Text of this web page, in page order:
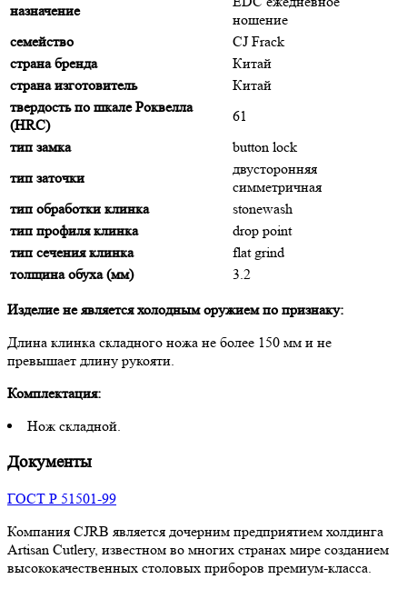
назначение
ношение
семейство
CJ Frack
страна бренда
Китай
страна изготовитель
Китай
твердость по шкале Роквелла
(HRC)
61
тип замка
button lock
тип заточки
двусторонняя
симметричная
тип обработки клинка
stonewash
тип профиля клинка
drop point
тип сечения клинка
flat grind
толщина обуха (мм)
3.2
Изделие не является холодным оружием по признаку:
Длина клинка складного ножа не более 150 мм и не
превышает длину рукояти.
Комплектация:
Нож складной.
Документы
ГОСТ Р 51501-99
Компания CJRB является дочерним предприятием холдинга
Artisan Cutlery, известном во многих странах мире созданием
высококачественных столовых приборов премиум-класса.